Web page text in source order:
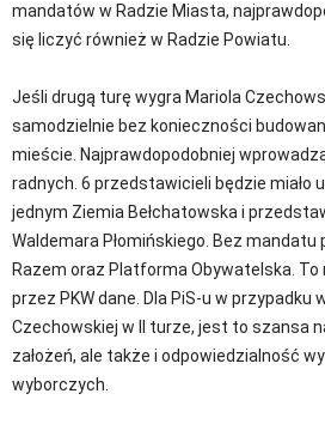
mandatów w Radzie Miasta,
się liczyć również w Radzie Powiatu.
Jeśli drugą turę wygra Mariola
samodzielnie bez konieczności
mieście. Najprawdopodobniej
radnych. 6 przedstawicieli będzie miało
jednym Ziemia Bełchatowska i
Waldemara Płomińskiego. Bez mandatu
Razem oraz Platforma Obywatelska.
przez PKW dane. Dla PiS-u w przypadku
Czechowskiej w II turze, jest to szansa
założeń, ale także i odpowiedzialność
wyborczych.